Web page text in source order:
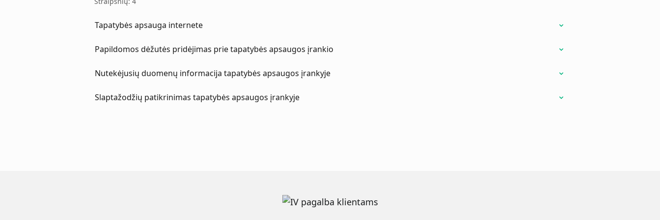
Tapatybės apsauga internete
Papildomos dėžutės pridėjimas prie tapatybės apsaugos įrankio
Nutekėjusių duomenų informacija tapatybės apsaugos įrankyje
Slaptažodžių patikrinimas tapatybės apsaugos įrankyje